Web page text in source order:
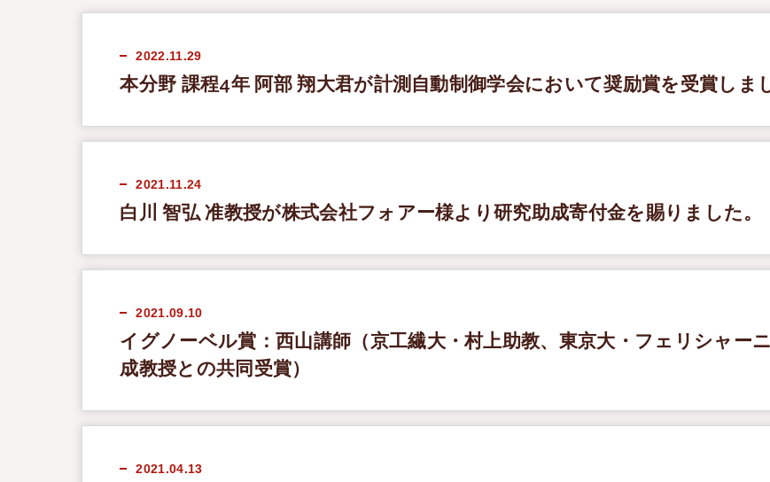
2022.11.29
本分野 課程4年 阿部 翔大君が計測自動制御学会において奨励賞を受賞しま
2021.11.24
白川 智弘 准教授が株式会社フォアー様より研究助成寄付金を賜りました。
2021.09.10
イグノーベル賞：西山講師（京工繊大・村上助教、東京大・フェリシャー
成教授との共同受賞）
2021.04.13